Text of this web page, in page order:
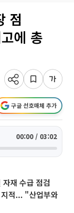
점
에 총
구글 선호매체 추가
00:00 / 03:02
재 수급 점검
지적... "산업부와